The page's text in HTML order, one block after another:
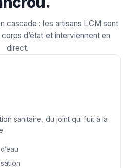
cascade : les artisans LCM sont
d’état et interviennent en
direct.
sanitaire, du joint qui fuit à la